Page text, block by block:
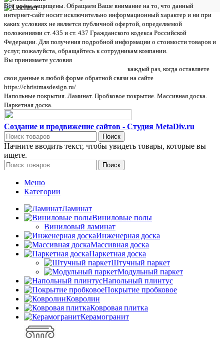
Все права защищены. Обращаем Ваше внимание на то, что данный
интернет-сайт носит исключительно информационный характер и ни при
каких условиях не является публичной офертой, определяемой
положениями ст. 435 и ст. 437 Гражданского кодекса Российской
Федерации. Для получения подробной информации о стоимости товаров и
услуг, пожалуйста, обращайтесь к сотрудникам компании.
Вы принимаете условия
каждый раз, когда оставляете
свои данные в любой форме обратной связи на сайте
https://christmasdesign.ru/
Напольные покрытия. Ламинат. Пробковое покрытие. Массивная доска.
Паркетная доска.
Создание и продвижение сайтов - Студия MetaDiv.ru
Поиск
Начните вводить текст, чтобы увидеть товары, которые вы
ищете.
Поиск
Меню
Категории
Ламинат
Виниловые полы
Виниловый ламинат
Инженерная доска
Массивная доска
Паркетная доска
Штучный паркет
Модульный паркет
Напольный плинтус
Покрытие пробковое
Ковролин
Ковровая плитка
Керамогранит